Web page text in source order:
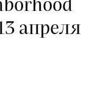
апреля